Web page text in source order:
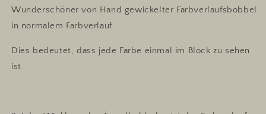
Wunderschöner von Hand gewickelter Farbverlaufsbobbel
in normalem Farbverlauf.
Dies bedeutet, dass jede Farbe einmal im Block zu sehen
ist.